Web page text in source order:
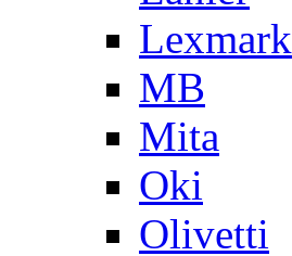
Lexmark
MB
Mita
Oki
Olivetti